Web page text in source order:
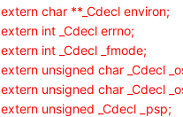
extern char **_Cdecl environ;
extern int _Cdecl errno;
extern int _Cdecl _fmode;
extern unsigned char _Cdecl
extern unsigned char _Cdecl
extern unsigned _Cdecl _psp;